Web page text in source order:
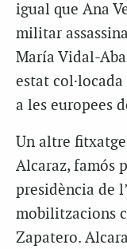
igual que Ana
militar
María Vidal-
estat
a les europees
Un altre fitxatge
Alcaraz, famós
presidència de
mobilitzacions
Zapatero.